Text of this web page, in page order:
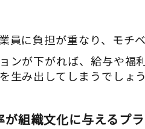
員に負担が重なり、モチ
ンが下がれば、給与や福
生み出してしまうでしょう
が組織文化に与えるプ